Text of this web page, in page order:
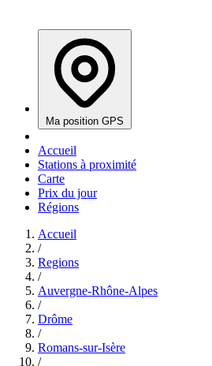
Ma position GPS
Accueil
Stations à proximité
Carte
Prix du jour
Régions
Accueil
/
Regions
/
Auvergne-Rhône-Alpes
/
Drôme
/
Romans-sur-Isère
/